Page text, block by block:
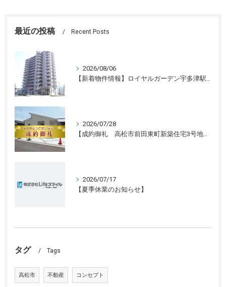
最近の投稿 Recent Posts
2026/08/06
2026/07/28
【成約御礼 高松市前田東町新築住宅3号地】香川県の不動産の買取・売却・査定ならLifeスマイルにお任せください
2026/07/17
【夏季休業のお知らせ】
タグ Tags
高松市 不動産 コンセプト